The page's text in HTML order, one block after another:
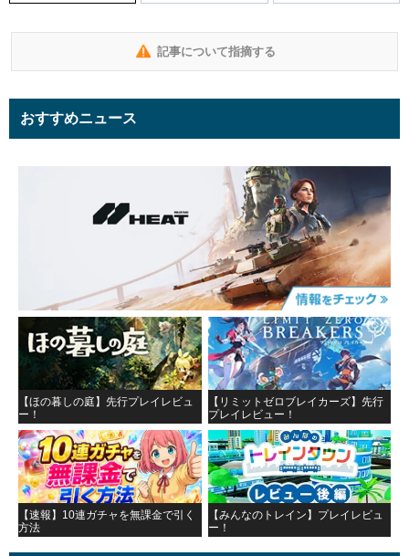
記事について指摘する
おすすめニュース
【ほの暮しの庭】先行プレイレビュ
ー！
【リミットゼロブレイカーズ】先行
プレイレビュー！
【速報】10連ガチャを無課金で引く
方法
【みんなのトレイン】プレイレビュ
ー！